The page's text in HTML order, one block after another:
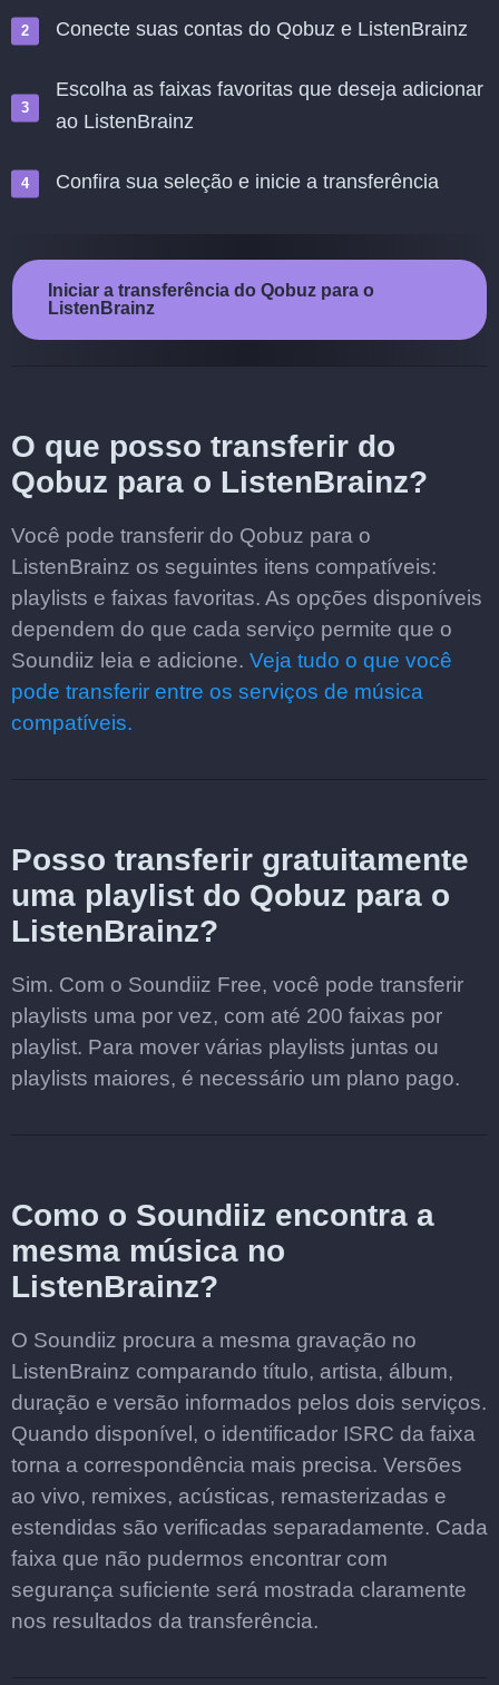
Conecte suas contas do Qobuz e ListenBrainz
Escolha as faixas favoritas que deseja adicionar
ao ListenBrainz
Confira sua seleção e inicie a transferência
Iniciar a transferência do Qobuz para o
ListenBrainz
O que posso transferir do
Qobuz para o ListenBrainz?
Você pode transferir do Qobuz para o
ListenBrainz os seguintes itens compatíveis:
playlists e faixas favoritas. As opções disponíveis
dependem do que cada serviço permite que o
Soundiiz leia e adicione. Veja tudo o que você
pode transferir entre os serviços de música
compatíveis.
Posso transferir gratuitamente
uma playlist do Qobuz para o
ListenBrainz?
Sim. Com o Soundiiz Free, você pode transferir
playlists uma por vez, com até 200 faixas por
playlist. Para mover várias playlists juntas ou
playlists maiores, é necessário um plano pago.
Como o Soundiiz encontra a
mesma música no
ListenBrainz?
O Soundiiz procura a mesma gravação no
ListenBrainz comparando título, artista, álbum,
duração e versão informados pelos dois serviços.
Quando disponível, o identificador ISRC da faixa
torna a correspondência mais precisa. Versões
ao vivo, remixes, acústicas, remasterizadas e
estendidas são verificadas separadamente. Cada
faixa que não pudermos encontrar com
segurança suficiente será mostrada claramente
nos resultados da transferência.